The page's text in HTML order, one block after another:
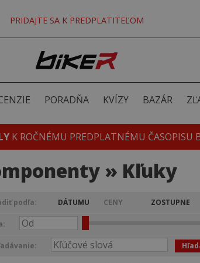
PRIDAJTE SA K PREDPLATITEĽOM
PORADŇA KVÍZY BAZÁR
K ROČNÉMU PREDPLATNÉMU ČASOPISU
» Kľuky
podľa: DÁTUMU CENY ZOSTUPNE